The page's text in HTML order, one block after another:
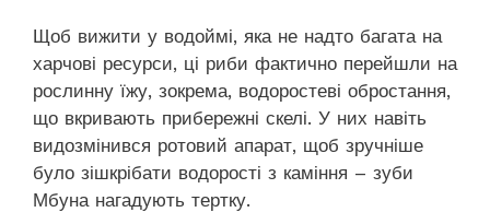
Щоб вижити у водоймі, яка не надто багата на
харчові ресурси, ці риби фактично перейшли на
рослинну їжу, зокрема, водоростеві обростання,
що вкривають прибережні скелі. У них навіть
видозмінився ротовий апарат, щоб зручніше
було зішкрібати водорості з каміння – зуби
Мбуна нагадують тертку.